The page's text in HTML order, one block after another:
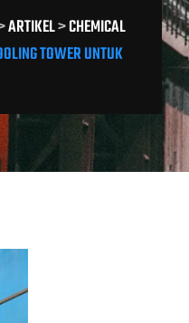
ARTIKEL>CHEMICAL
TOWER UNTUK